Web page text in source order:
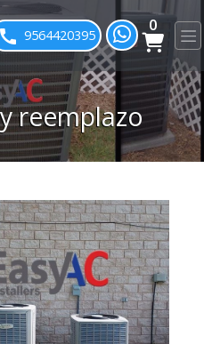
9564420395
0
reemplazo